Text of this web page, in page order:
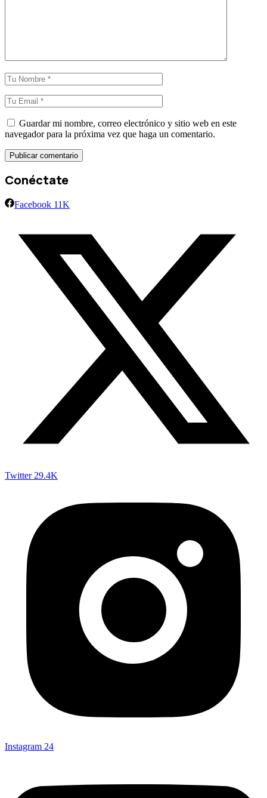
Guardar mi nombre, correo electrónico y sitio web en este
navegador para la próxima vez que haga un comentario.
Conéctate
Facebook 11K
Twitter 29.4K
Instagram 24